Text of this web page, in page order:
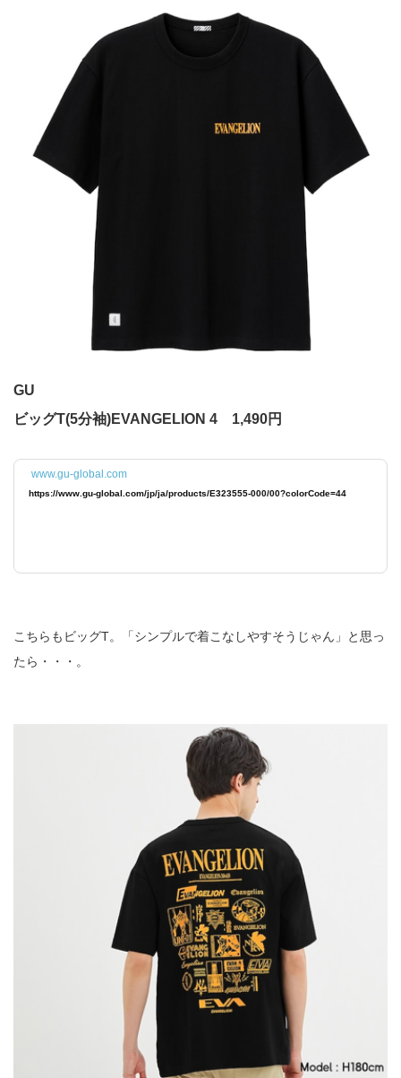
GU
ビッグT(5分袖)EVANGELION 4 1,490円
www.gu-global.com
https://www.gu-global.com/jp/ja/products/E323555-000/00?colorCode=44
こちらもビッグT。「シンプルで着こなしやすそうじゃん」と思っ
たら・・・。